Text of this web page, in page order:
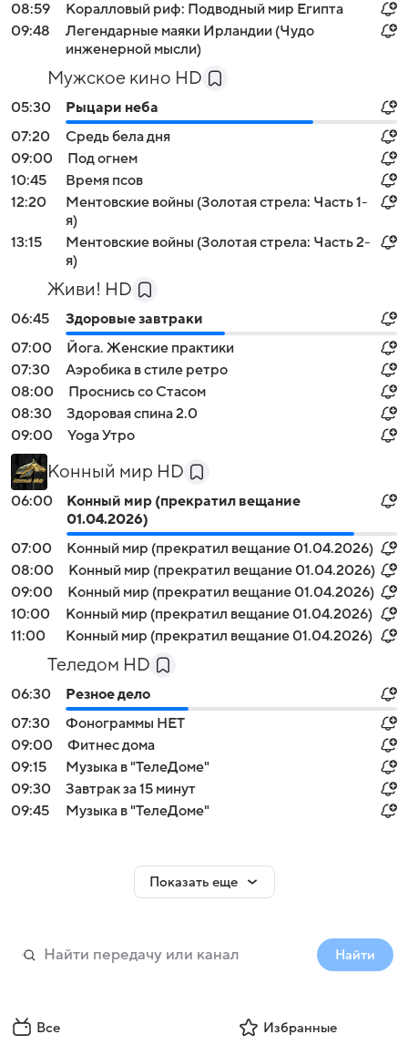
08:59
Коралловый риф: Подводный мир Египта
09:48
Легендарные маяки Ирландии (Чудо
инженерной мысли)
Мужское кино HD
05:30
Рыцари неба
07:20
Средь бела дня
09:00
Под огнем
10:45
Время псов
12:20
Ментовские войны (Золотая стрела: Часть 1-
я)
13:15
Ментовские войны (Золотая стрела: Часть 2-
я)
Живи! HD
06:45
Здоровые завтраки
07:00
Йога. Женские практики
07:30
Аэробика в стиле ретро
08:00
Проснись со Стасом
08:30
Здоровая спина 2.0
09:00
Yoga Утро
Конный мир HD
06:00
Конный мир (прекратил вещание
01.04.2026)
07:00
Конный мир (прекратил вещание 01.04.2026)
08:00
Конный мир (прекратил вещание 01.04.2026)
09:00
Конный мир (прекратил вещание 01.04.2026)
10:00
Конный мир (прекратил вещание 01.04.2026)
11:00
Конный мир (прекратил вещание 01.04.2026)
Теледом HD
06:30
Резное дело
07:30
Фонограммы НЕТ
09:00
Фитнес дома
09:15
Музыка в "ТелеДоме"
09:30
Завтрак за 15 минут
09:45
Музыка в "ТелеДоме"
Показать еще
Найти
Все Избранные